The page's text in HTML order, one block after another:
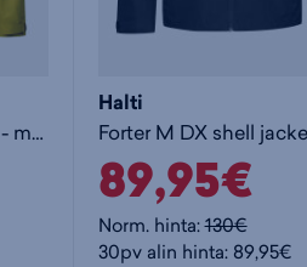
Forter M DX shell jacket - miesten kuoritakki
Halti
89,95€
Norm. hinta:130€
30pv alin hinta: 89,95€